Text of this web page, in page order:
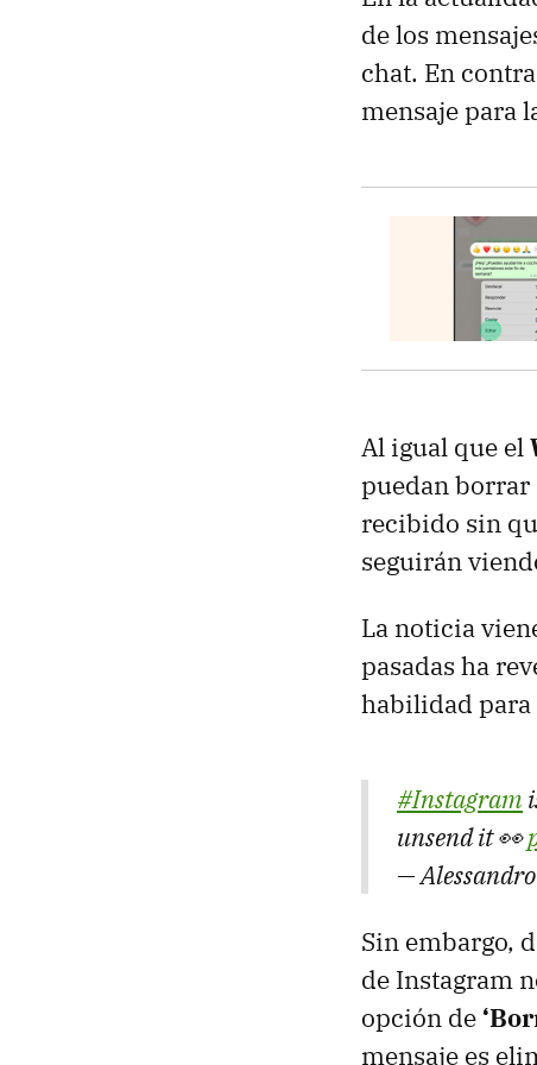
de los
chat. En
mensaje para
Al igual que el
puedan borrar
recibido sin
seguirán
La noticia
pasadas ha
habilidad para
#Instagram
unsend it 👀
—
Sin embargo,
de Instagram
opción de
mensaje es